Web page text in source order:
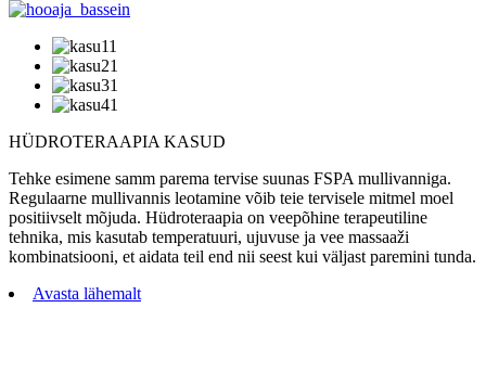
HÜDROTERAAPIA KASUD
Tehke esimene samm parema tervise suunas FSPA mullivanniga.
Regulaarne mullivannis leotamine võib teie tervisele mitmel moel
positiivselt mõjuda. Hüdroteraapia on veepõhine terapeutiline
tehnika, mis kasutab temperatuuri, ujuvuse ja vee massaaži
kombinatsiooni, et aidata teil end nii seest kui väljast paremini tunda.
Avasta lähemalt